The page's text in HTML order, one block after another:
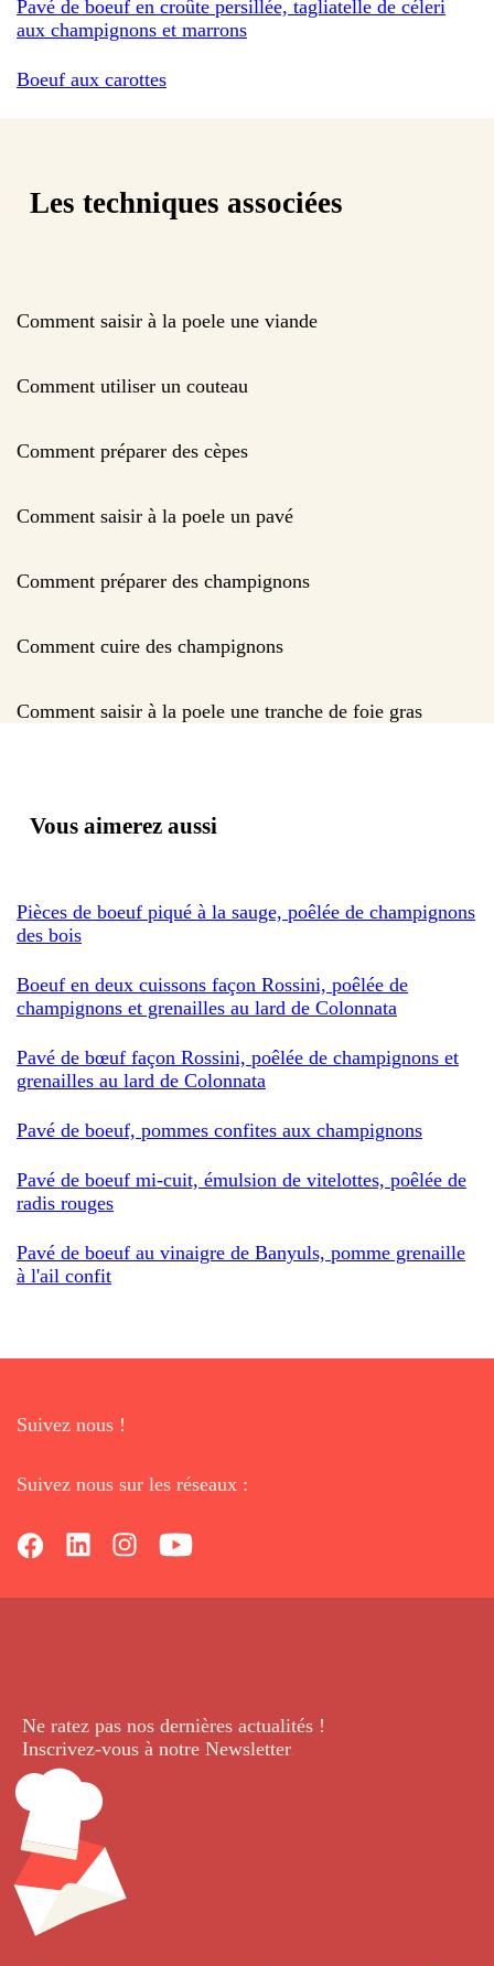
Pavé de boeuf en croûte persillée, tagliatelle de céleri
aux champignons et marrons
Boeuf aux carottes
Les techniques associées
Comment saisir à la poele une viande
Comment utiliser un couteau
Comment préparer des cèpes
Comment saisir à la poele un pavé
Comment préparer des champignons
Comment cuire des champignons
Comment saisir à la poele une tranche de foie gras
Vous aimerez aussi
Pièces de boeuf piqué à la sauge, poêlée de champignons
des bois
Boeuf en deux cuissons façon Rossini, poêlée de
champignons et grenailles au lard de Colonnata
Pavé de bœuf façon Rossini, poêlée de champignons et
grenailles au lard de Colonnata
Pavé de boeuf, pommes confites aux champignons
Pavé de boeuf mi-cuit, émulsion de vitelottes, poêlée de
radis rouges
Pavé de boeuf au vinaigre de Banyuls, pomme grenaille
à l'ail confit
Suivez nous !
Suivez nous sur les réseaux :
Ne ratez pas nos dernières actualités !
Inscrivez-vous à notre Newsletter.